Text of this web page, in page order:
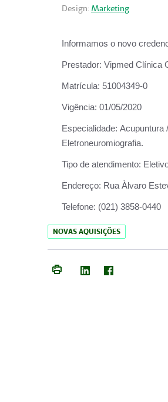
Design: Marketing
Informamos o novo
Prestador: Vipmed Clínica
Matrícula: 51004349-0
Vigência: 01/05/2020
Especialidade: Acupuntura
Eletroneuromiografia.
Tipo de atendimento:
Endereço: Rua Àlvaro
Telefone: (021) 3858-0440
NOVAS AQUISIÇÕES